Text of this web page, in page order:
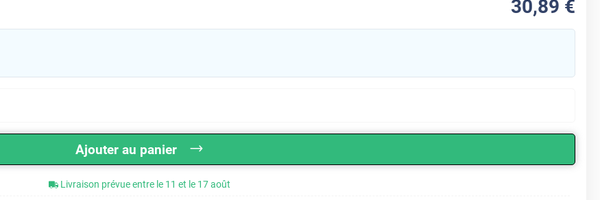
30,89 €
Ajouter au panier
Livraison prévue entre le 11 et le 17 août